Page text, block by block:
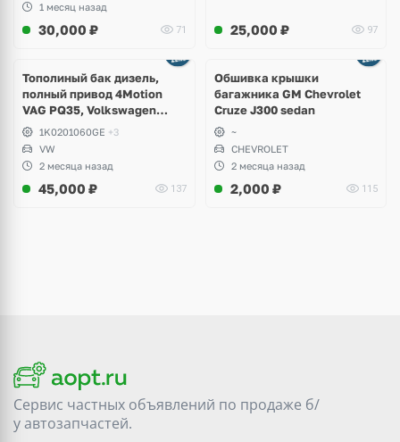
1 месяц назад
30,000 ₽ 71 25,000 ₽ 97
Тополиный бак дизель,
полный привод 4Motion
VAG PQ35, Volkswagen
Scirocco, Golf V, VI, Skoda
Yeti, Octavia A5, Superb,
Audi A3, Seat Altea
1K0201060GE +3
VW
2 месяца назад
45,000 ₽ 137
Обшивка крышки
багажника GM Chevrolet
Cruze J300 sedan
~
CHEVROLET
2 месяца назад
2,000 ₽ 115
Сервис частных объявлений по продаже б/
уавтозапчастей.